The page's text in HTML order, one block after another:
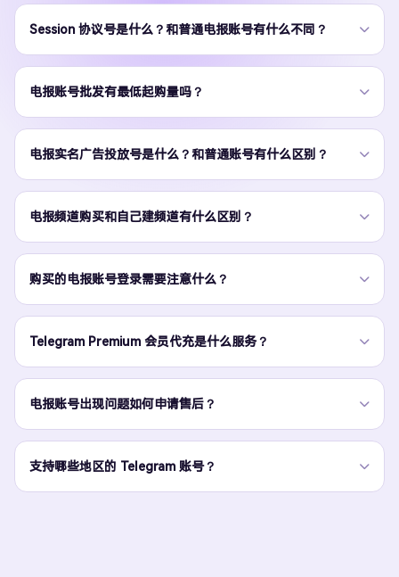
Session 协议号是什么？和普通电报账号有什么不同？
电报账号批发有最低起购量吗？
电报实名广告投放号是什么？和普通账号有什么区别？
电报频道购买和自己建频道有什么区别？
购买的电报账号登录需要注意什么？
Telegram Premium 会员代充是什么服务？
电报账号出现问题如何申请售后？
支持哪些地区的 Telegram 账号？